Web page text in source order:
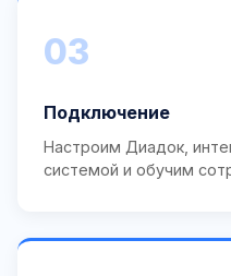
03
Подключение
Настроим Диадок,
системой и обучим